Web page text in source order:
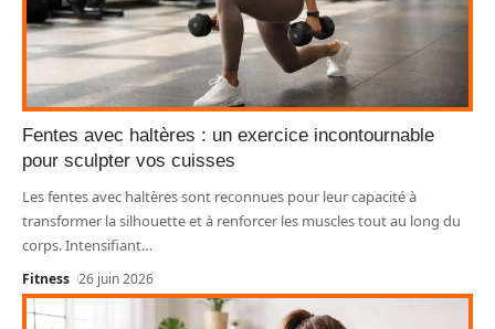
Fentes avec haltères : un exercice incontournable
pour sculpter vos cuisses
Les fentes avec haltères sont reconnues pour leur capacité à
transformer la silhouette et à renforcer les muscles tout au long du
corps. Intensifiant…
Fitness 26 juin 2026